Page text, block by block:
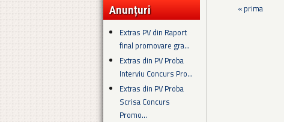
Anunțuri
Extras PV din Raport
final promovare gra...
Extras din PV Proba
Interviu Concurs Pro...
Extras din PV Proba
Scrisa Concurs
Promo...
Pagini
« prima